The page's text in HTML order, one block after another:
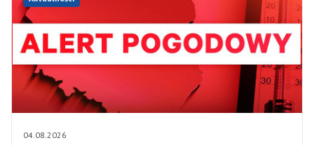
04.08.2026